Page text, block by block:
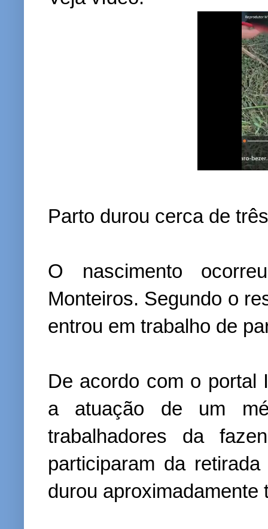
Parto durou cerca de
O nascimento
Monteiros. Segundo o
entrou em trabalho de
De acordo com o portal
a atuação de um
trabalhadores da
participaram da
durou aproximadamente